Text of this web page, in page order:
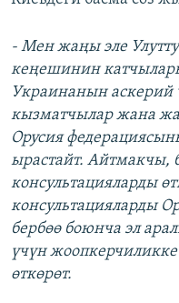
- Мен жаңы эле
кеңешинин
Украинанын аскерий
кызматчылар жана
Орусия
ырастайт. Айтмакчы,
консультацияларды
консультацияларды
бербөө боюнча эл
үчүн
өткөрөт.